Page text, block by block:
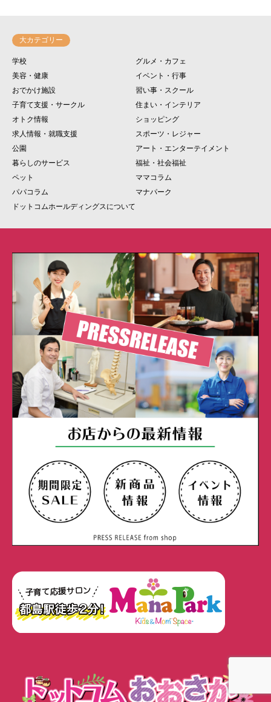
大カテゴリー
学校
グルメ・カフェ
美容・健康
イベント・行事
おでかけ施設
習い事・スクール
子育て支援・サークル
住まい・インテリア
オトク情報
ショッピング
求人情報・就職支援
スポーツ・レジャー
公園
アート・エンターテイメント
暮らしのサービス
福祉・社会福祉
ペット
ママコラム
パパコラム
マナパーク
ドットコムホールディングスについて